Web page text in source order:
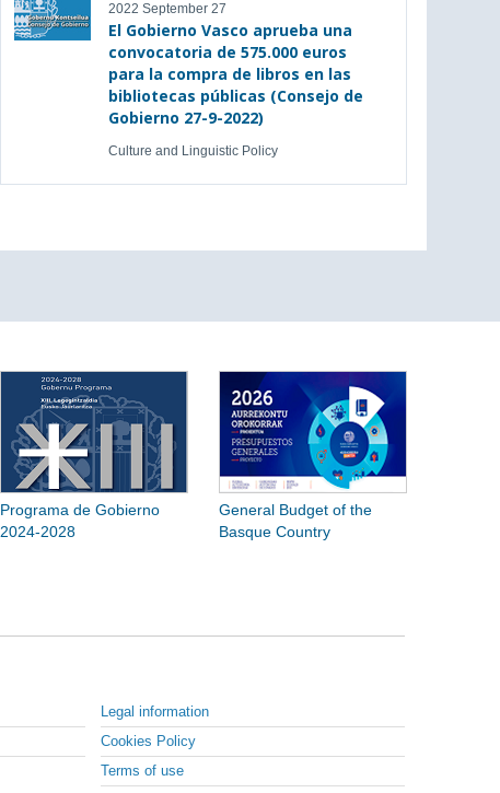
2022 September 27
El Gobierno Vasco aprueba una
convocatoria de 575.000 euros
para la compra de libros en las
bibliotecas públicas (Consejo de
Gobierno 27-9-2022)
Culture and Linguistic Policy
Programa de Gobierno
2024-2028
General Budget of the
Basque Country
Legal information
Cookies Policy
Terms of use